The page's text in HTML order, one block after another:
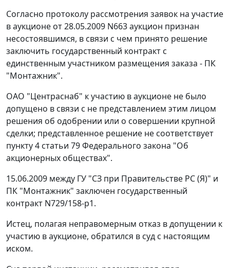
Согласно протоколу рассмотрения заявок на участие
в аукционе от 28.05.2009 N663 аукцион признан
несостоявшимся, в связи с чем принято решение
заключить государственный контракт с
единственным участником размещения заказа - ПК
"Монтажник".
ОАО "Центраснаб" к участию в аукционе не было
допущено в связи с не представлением этим лицом
решения об одобрении или о совершении крупной
сделки; представленное решение не соответствует
пункту 4 статьи 79 Федерального закона "Об
акционерных обществах".
15.06.2009 между ГУ "СЗ при Правительстве РС (Я)" и
ПК "Монтажник" заключен государственный
контракт N729/158-р1.
Истец, полагая неправомерным отказ в допущении к
участию в аукционе, обратился в суд с настоящим
иском.